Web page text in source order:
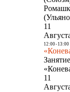
11
12:00- 13:00
11